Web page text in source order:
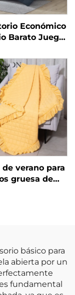
Económico
Barato Juego
Uso en
de verano para
gruesa de
básico para
abierta por un
fundamental